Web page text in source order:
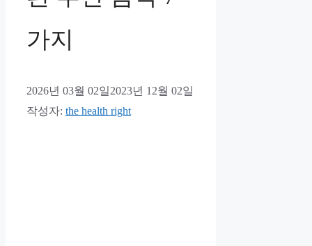
가지
2026년 03월 02일2023년 12월 02일
작성자: the health right